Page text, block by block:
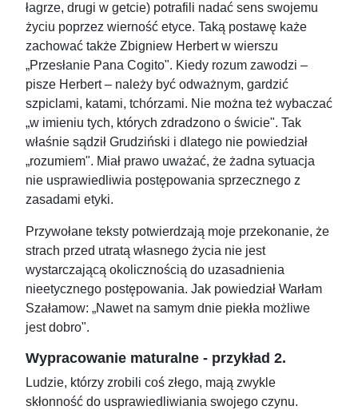
łagrze, drugi w getcie) potrafili nadać sens swojemu
życiu poprzez wierność etyce. Taką postawę każe
zachować także Zbigniew Herbert w wierszu
„Przesłanie Pana Cogito". Kiedy rozum zawodzi –
pisze Herbert – należy być odważnym, gardzić
szpiclami, katami, tchórzami. Nie można też wybaczać
„w imieniu tych, których zdradzono o świcie". Tak
właśnie sądził Grudziński i dlatego nie powiedział
„rozumiem". Miał prawo uważać, że żadna sytuacja
nie usprawiedliwia postępowania sprzecznego z
zasadami etyki.
Przywołane teksty potwierdzają moje przekonanie, że
strach przed utratą własnego życia nie jest
wystarczającą okolicznością do uzasadnienia
nieetycznego postępowania. Jak powiedział Warłam
Szałamow: „Nawet na samym dnie piekła możliwe
jest dobro".
Wypracowanie maturalne - przykład 2.
Ludzie, którzy zrobili coś złego, mają zwykle
skłonność do usprawiedliwiania swojego czynu.